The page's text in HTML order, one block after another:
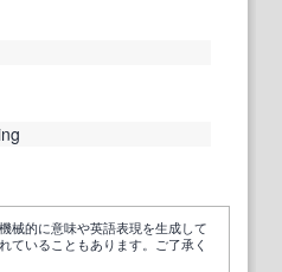
械的に意味や英語表現を生成して
ていることもあります。ご了承く